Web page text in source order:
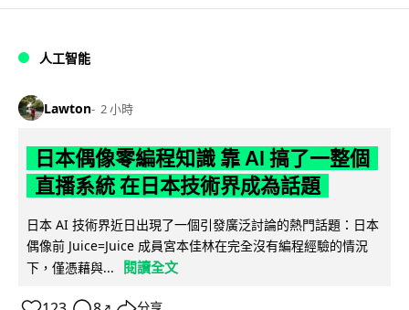
人工智能
Lawton 2 小時
日本偶像零編程知識 靠 AI 搞了一整個
直播系統 在日本技術界成為話題
日本 AI 技術界近日出現了一個引發廣泛討論的熱門話題：日本
偶像前 Juice=Juice 成員宮本佳林在完全沒有編程經驗的情況
下，僅憑藉與...
閱讀全文